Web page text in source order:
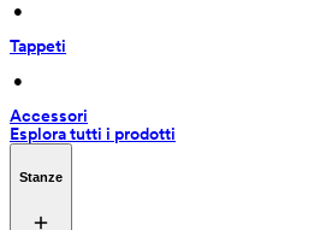
•
Tappeti
•
Accessori
Esplora tutti i prodotti
Stanze